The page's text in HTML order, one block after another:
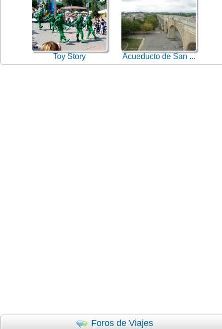
Toy Story Acueducto de San ...
Foros de Viajes